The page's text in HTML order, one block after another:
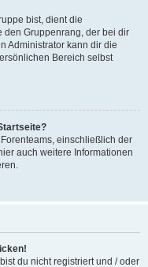
bist, dient die
den Gruppenrang, der bei dir
Administrator kann dir die
Bereich selbst
einschließlich der
auch weitere Informationen
du nicht registriert und / oder